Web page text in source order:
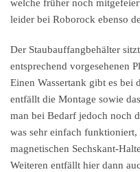
welche früher noch
leider bei Roborock ebenso
Der Staubauffangbehälter
entsprechend vorgesehenen
Einen Wassertank gibt es
entfällt die Montage sowie
man bei Bedarf jedoch noch
was sehr einfach
magnetischen Sechskant-
Weiteren entfällt hier dann